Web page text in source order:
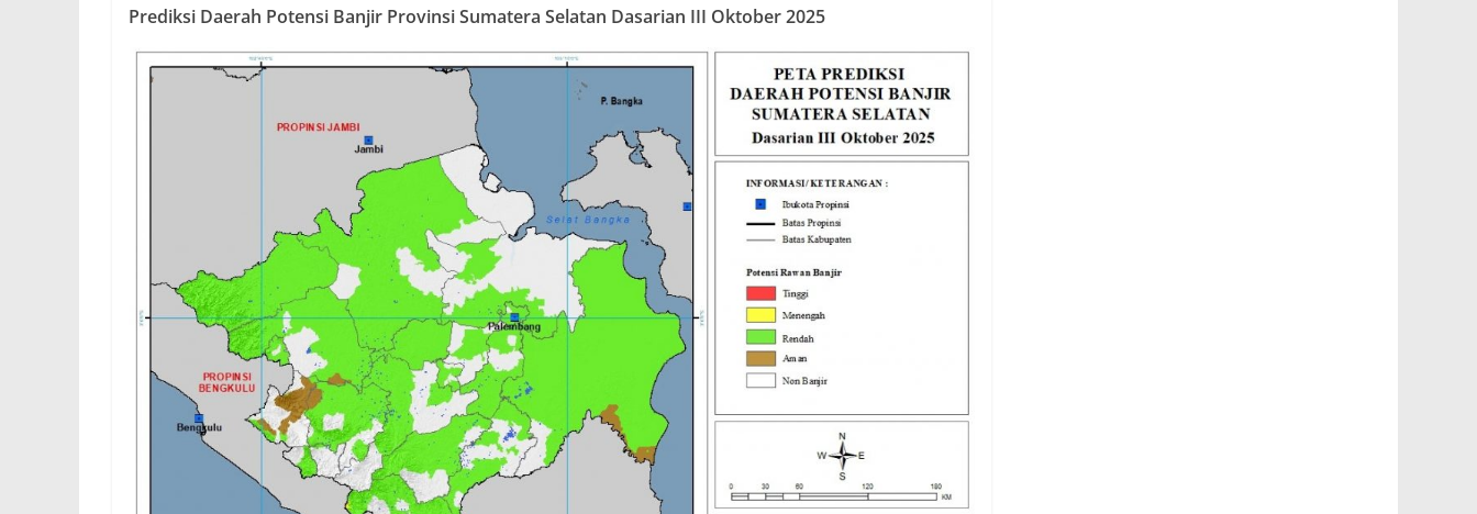
Prediksi Daerah Potensi Banjir Provinsi Sumatera Selatan Dasarian III Oktober 2025